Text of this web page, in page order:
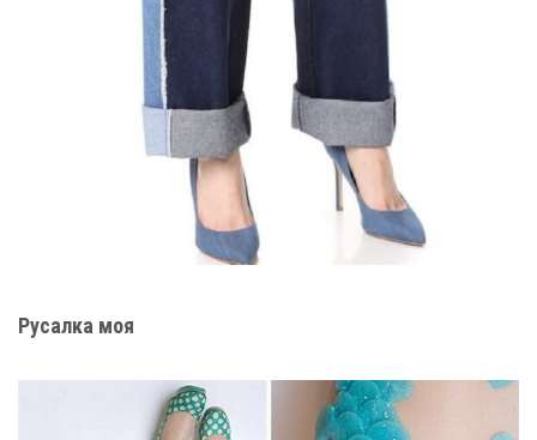
Русалка моя